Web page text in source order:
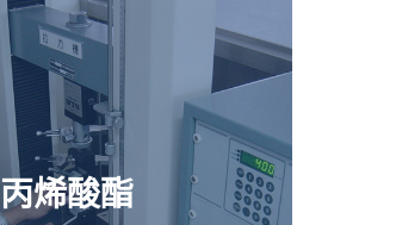
丙烯酸酯
丙烯酸酯